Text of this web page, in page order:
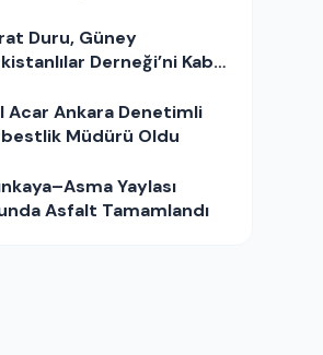
Duru, Güney
Derneği’ni Kabul
Acar Ankara Denetimli
Müdürü Oldu
Yaylası
Asfalt Tamamlandı